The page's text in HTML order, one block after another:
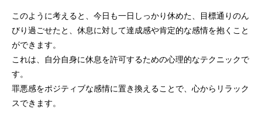
このように考えると、今日も一日しっかり休めた、目標通りのん
びり過ごせたと、休息に対して達成感や肯定的な感情を抱くこと
ができます。
これは、自分自身に休息を許可するための心理的なテクニックで
す。
罪悪感をポジティブな感情に置き換えることで、心からリラック
スできます。